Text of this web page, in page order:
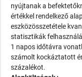
nyújtanak a
értékkel rendelkező
eszközösszetétele
statisztikák
1 napos időtávra
számolt kockáztatott
százalékot.